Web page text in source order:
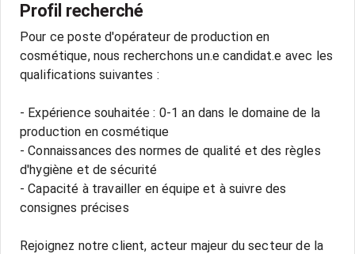
Profil recherché
Pour ce poste d'opérateur de production en
cosmétique, nous recherchons un.e candidat.e avec les
qualifications suivantes :
- Expérience souhaitée : 0-1 an dans le domaine de la
production en cosmétique
- Connaissances des normes de qualité et des règles
d'hygiène et de sécurité
- Capacité à travailler en équipe et à suivre des
consignes précises
Rejoignez notre client, acteur majeur du secteur de la